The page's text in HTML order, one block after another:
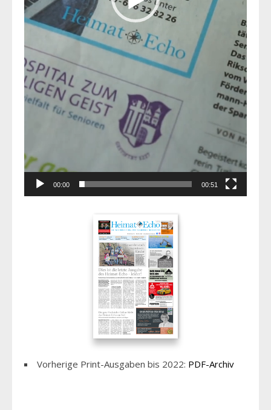
00:00 00:51
Vorherige Print-Ausgaben bis 2022: PDF-Archiv